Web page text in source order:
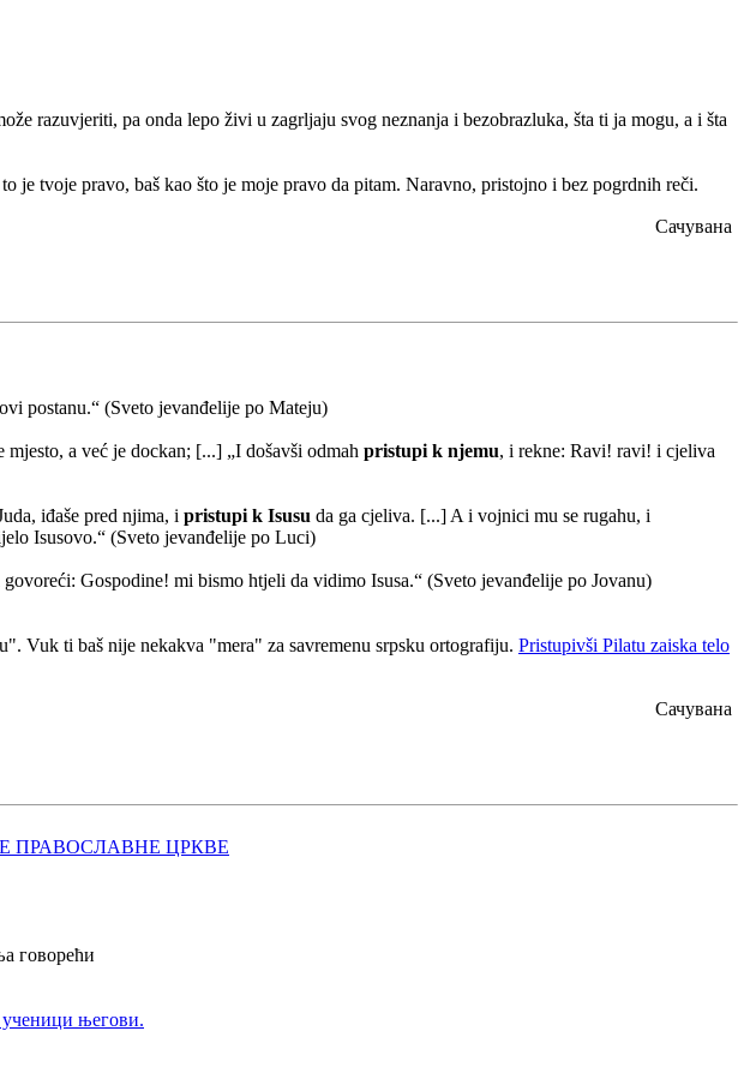
razuvjeriti, pa onda lepo živi u zagrljaju svog neznanja i bezobrazluka, šta ti ja mogu, a i šta
je tvoje pravo, baš kao što je moje pravo da pitam. Naravno, pristojno i bez pogrdnih reči.
Сачувана
postanu.“ (Sveto jevanđelije po Mateju)
a već je dockan; [...] „I došavši odmah pristupi k njemu, i rekne: Ravi! ravi! i cjeliva
iđaše pred njima, i pristupi k Isusu da ga cjeliva. [...] A i vojnici mu se rugahu, i
Isusovo.“ (Sveto jevanđelije po Luci)
Gospodine! mi bismo htjeli da vidimo Isusa.“ (Sveto jevanđelije po Jovanu)
Vuk ti baš nije nekakva "mera" za savremenu srpsku ortografiju. Pristupivši Pilatu zaiska telo
Сачувана
ПРАВОСЛАВНЕ ЦРКВЕ
говорећи
ученици његови.